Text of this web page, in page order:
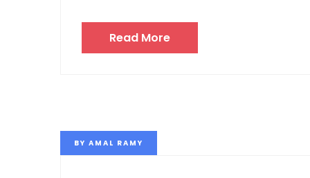
Read More
BY AMAL RAMY